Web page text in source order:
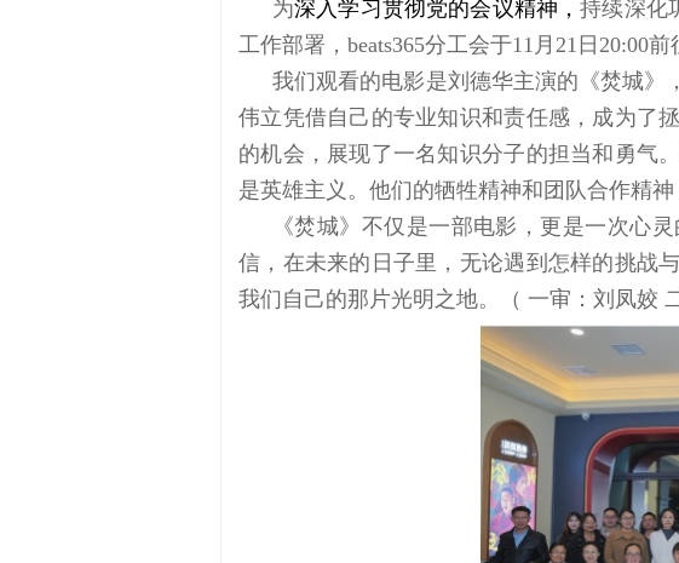
为深入学习贯彻党的会议精神，持续深化
工作部署，beats365分工会于11 月 21 日 20:00前
我们观看的电影是刘德华主演的《焚城
伟立凭借自己的专业知识和责任感，成为了
的机会，展现了一名知识分子的担当和勇气
是英雄主义。他们的牺牲精神和团队合作精
《焚城》不仅是一部电影，更是一次心
信，在未来的日子里，无论遇到怎样的挑战
我们自己的那片光明之地。（ 一审：刘凤姣